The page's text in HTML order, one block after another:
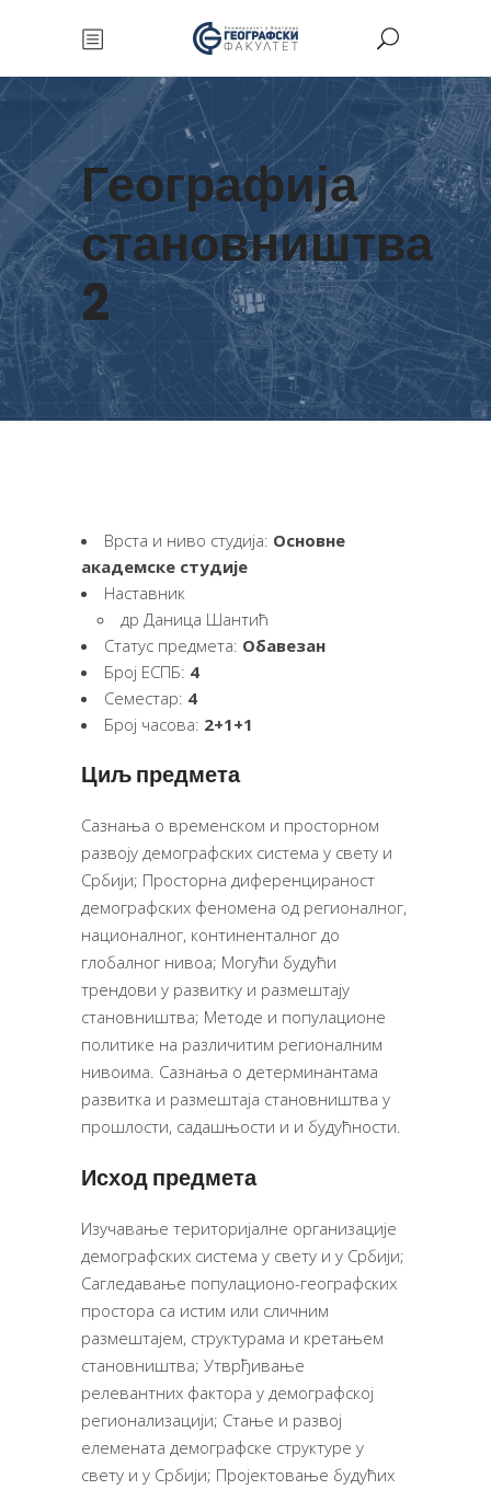
Географија
становништва
2
Врста и ниво студија: Основне
академске студије
Наставник
др Даница Шантић
Статус предмета: Обавезан
Број ЕСПБ: 4
Семестар: 4
Број часова: 2+1+1
Циљ предмета
Сазнања о временском и просторном
развоју демографских система у свету и
Србији; Просторна диференцираност
демографских феномена од регионалног,
националног, континенталног до
глобалног нивоа; Могући будући
трендови у развитку и размештају
становништва; Методе и популационе
политике на различитим регионалним
нивоима. Сазнања о детерминантама
развитка и размештаја становништва у
прошлости, садашњости и и будућности.
Исход предмета
Изучавање територијалне организације
демографских система у свету и у Србији;
Сагледавање популационо-географских
простора са истим или сличним
размештајем, структурама и кретањем
становништва; Утврђивање
релевантних фактора у демографској
регионализацији; Стање и развој
елемената демографске структуре у
свету и у Србији; Пројектовање будућих